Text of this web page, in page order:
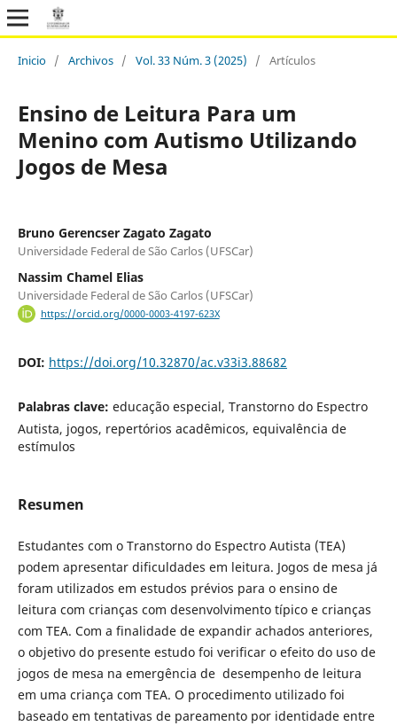
Inicio / Archivos / Vol. 33 Núm. 3 (2025) / Artículos
Ensino de Leitura Para um
Menino com Autismo Utilizando
Jogos de Mesa
Bruno Gerencser Zagato Zagato
Universidade Federal de São Carlos (UFSCar)
Nassim Chamel Elias
Universidade Federal de São Carlos (UFSCar)
https://orcid.org/0000-0003-4197-623X
DOI: https://doi.org/10.32870/ac.v33i3.88682
Palabras clave: educação especial, Transtorno do Espectro
Autista, jogos, repertórios acadêmicos, equivalência de
estímulos
Resumen
Estudantes com o Transtorno do Espectro Autista (TEA)
podem apresentar dificuldades em leitura. Jogos de mesa já
foram utilizados em estudos prévios para o ensino de
leitura com crianças com desenvolvimento típico e crianças
com TEA. Com a finalidade de expandir achados anteriores,
o objetivo do presente estudo foi verificar o efeito do uso de
jogos de mesa na emergência de desempenho de leitura
em uma criança com TEA. O procedimento utilizado foi
baseado em tentativas de pareamento por identidade entre